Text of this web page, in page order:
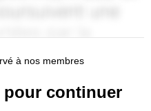
à nos membres
pour continuer